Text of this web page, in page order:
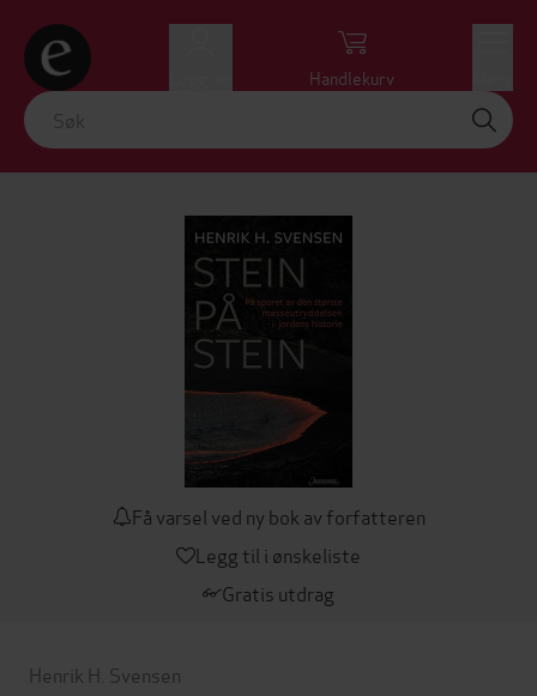
Handlekurv
Få varsel ved ny bok av forfatteren
Legg til i ønskeliste
Gratis utdrag
Henrik H. Svensen